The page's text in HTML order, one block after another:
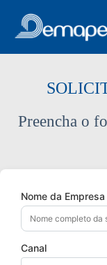
Preencha o
Nome da Empresa
Canal